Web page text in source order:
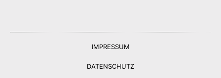
IMPRESSUM
DATENSCHUTZ